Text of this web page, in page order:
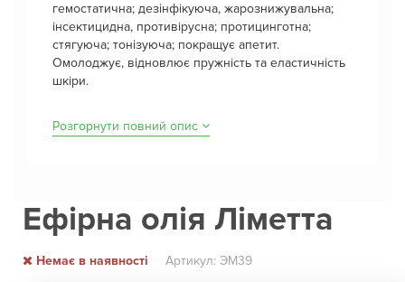
гемостатична; дезінфікуюча, жарознижувальна;
інсектицидна, противірусна; протицинготна;
стягуюча; тонізуюча; покращує апетит.
Омолоджує, відновлює пружність та еластичність
шкіри.
Розгорнути повний опис
Ефірна олія Ліметта
Немає в наявності Артикул: ЭМ39